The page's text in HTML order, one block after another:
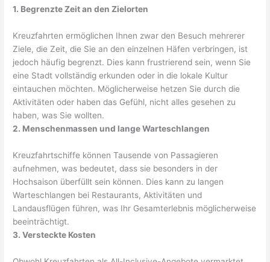
1. Begrenzte Zeit an den Zielorten
Kreuzfahrten ermöglichen Ihnen zwar den Besuch mehrerer
Ziele, die Zeit, die Sie an den einzelnen Häfen verbringen, ist
jedoch häufig begrenzt. Dies kann frustrierend sein, wenn Sie
eine Stadt vollständig erkunden oder in die lokale Kultur
eintauchen möchten. Möglicherweise hetzen Sie durch die
Aktivitäten oder haben das Gefühl, nicht alles gesehen zu
haben, was Sie wollten.
2. Menschenmassen und lange Warteschlangen
Kreuzfahrtschiffe können Tausende von Passagieren
aufnehmen, was bedeutet, dass sie besonders in der
Hochsaison überfüllt sein können. Dies kann zu langen
Warteschlangen bei Restaurants, Aktivitäten und
Landausflügen führen, was Ihr Gesamterlebnis möglicherweise
beeinträchtigt.
3. Versteckte Kosten